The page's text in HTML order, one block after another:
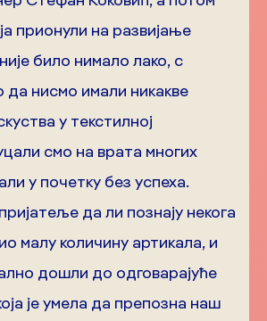
прионули на развијање
било нимало лако, с
да нисмо имали никакве
у текстилној
смо на врата многих
у почетку без успеха.
да ли познају некога
малу количину артикала, и
дошли до одговарајуће
је умела да препозна наш